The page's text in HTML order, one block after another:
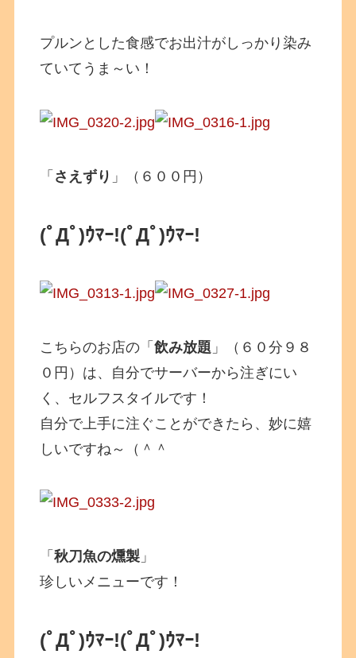
プルンとした食感でお出汁がしっかり染み
ていてうま～い！
「 さえずり 」（６００円）
(ﾟДﾟ)ｳﾏｰ!(ﾟДﾟ)ｳﾏｰ!
こちらのお店の「飲み放題 」（６０分９８
０円）は、自分でサーバーから注ぎにい
く、セルフスタイルです！
自分で上手に注ぐことができたら、妙に嬉
しいですね～（＾＾
「秋刀魚の燻製 」
珍しいメニューです！
(ﾟДﾟ)ｳﾏｰ!(ﾟДﾟ)ｳﾏｰ!